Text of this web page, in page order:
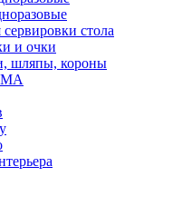
стола
и очки
шляпы, короны